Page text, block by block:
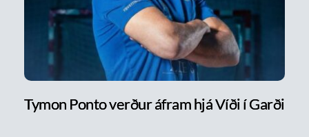
Tymon Ponto verður áfram hjá Víði í Garði